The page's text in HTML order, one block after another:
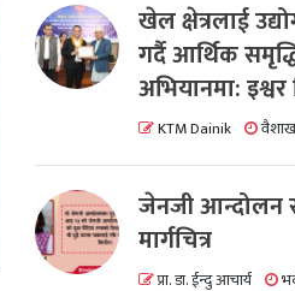
खेल क्षेत्रलाई
गर्दै आर्थिक
अभियानमा:
KTM Dainik
जेनजी आन्दोलन
मार्गचित्र
प्रा. डा. ईन्दु आचार्य